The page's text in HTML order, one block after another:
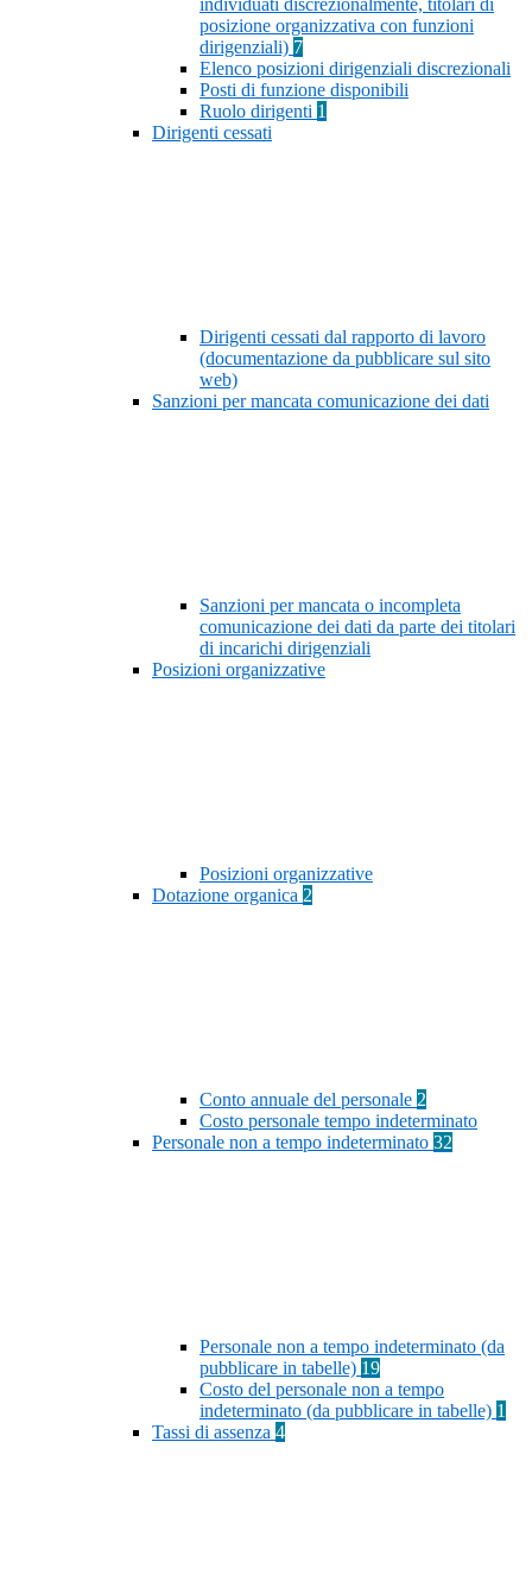
individuati discrezionalmente, titolari di
posizione organizzativa con funzioni
dirigenziali) 7
Elenco posizioni dirigenziali discrezionali
Posti di funzione disponibili
Ruolo dirigenti 1
Dirigenti cessati
Dirigenti cessati dal rapporto di lavoro
(documentazione da pubblicare sul sito
web)
Sanzioni per mancata comunicazione dei dati
Sanzioni per mancata o incompleta
comunicazione dei dati da parte dei titolari
di incarichi dirigenziali
Posizioni organizzative
Posizioni organizzative
Dotazione organica 2
Conto annuale del personale 2
Costo personale tempo indeterminato
Personale non a tempo indeterminato 32
Personale non a tempo indeterminato (da
pubblicare in tabelle) 19
Costo del personale non a tempo
indeterminato (da pubblicare in tabelle) 1
Tassi di assenza 4